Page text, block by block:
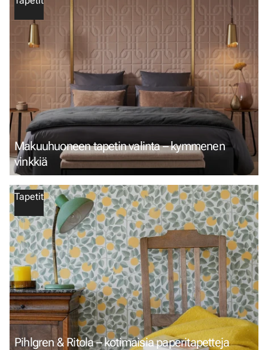
Makuuhuoneen tapetin valinta – kymmenen
vinkkiä
Tapetit
Pihlgren & Ritola – kotimaisia paperitapetteja